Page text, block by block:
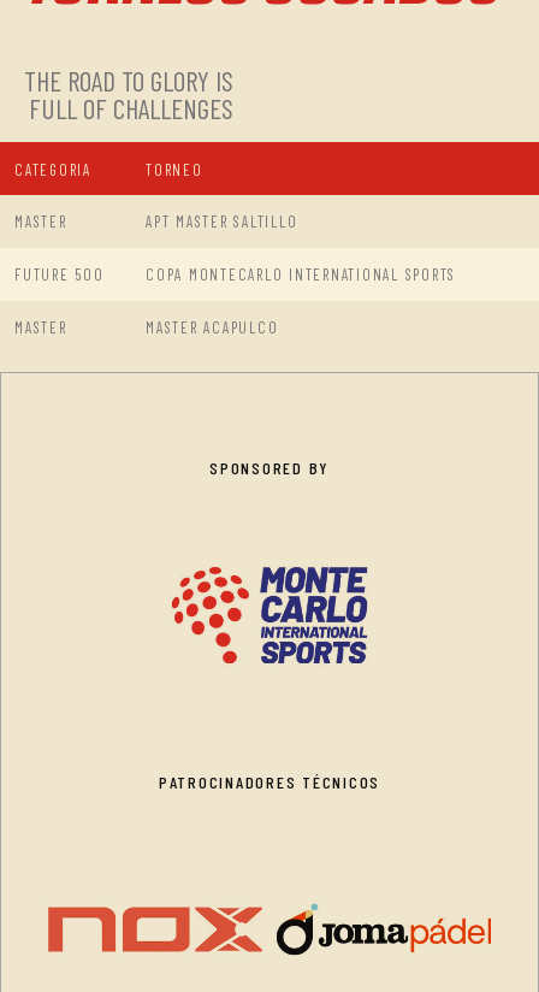
THE ROAD TO GLORY IS
FULL OF CHALLENGES
CATEGORIA TORNEO
MASTER APT MASTER SALTILLO
FUTURE 500 COPA MONTECARLO INTERNATIONAL SPORTS
MASTER MASTER ACAPULCO
SPONSORED BY
PATROCINADORES TÉCNICOS